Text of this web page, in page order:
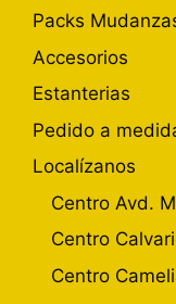
Packs
Accesorios
Estanterias
Pedido a
Localízanos
Centro Avd.
Centro
Centro